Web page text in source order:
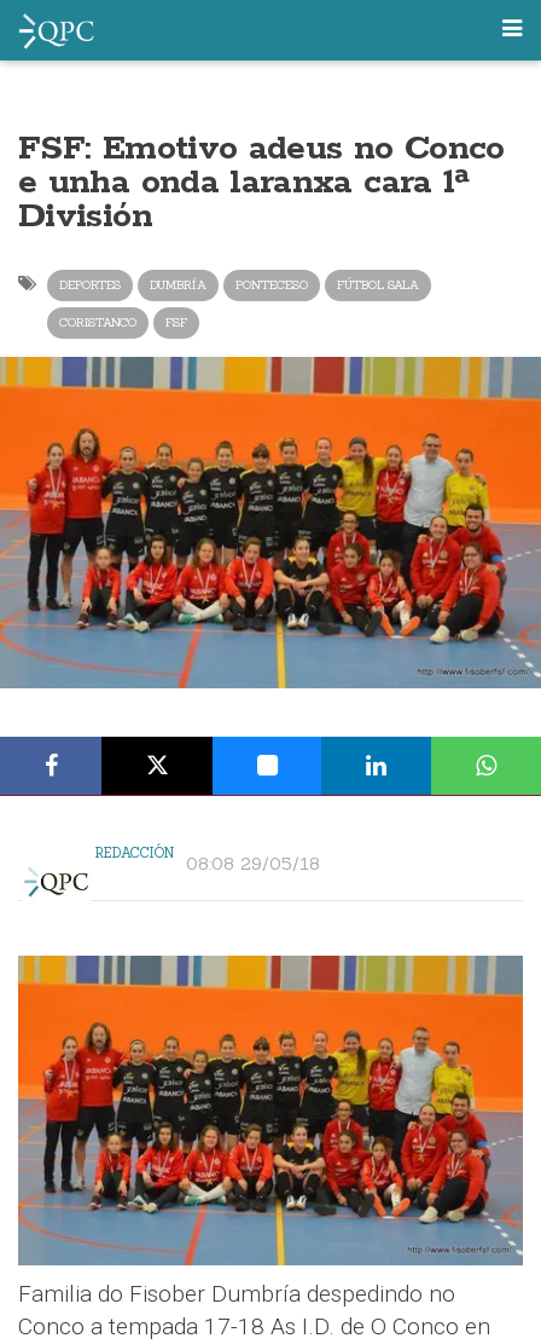
FSF: Emotivo adeus no Conco
e unha onda laranxa cara 1ª
División
DEPORTES DUMBRÍA PONTECESO FÚTBOL SALA
CORISTANCO FSF
REDACCIÓN 08:08 29/05/18
Familia do Fisober Dumbría despedindo no
Conco a tempada 17-18 As I.D. de O Conco en